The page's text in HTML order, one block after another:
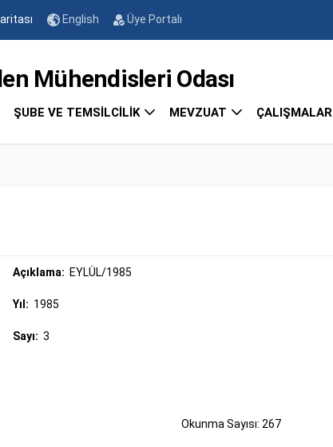
English Üye Portalı
Mühendisleri Odası
ŞUBE VE TEMSİLCİLİK MEVZUAT ÇALIŞMALAR
Açıklama: EYLÜL/1985
Yıl: 1985
Sayı: 3
Okunma Sayısı: 267